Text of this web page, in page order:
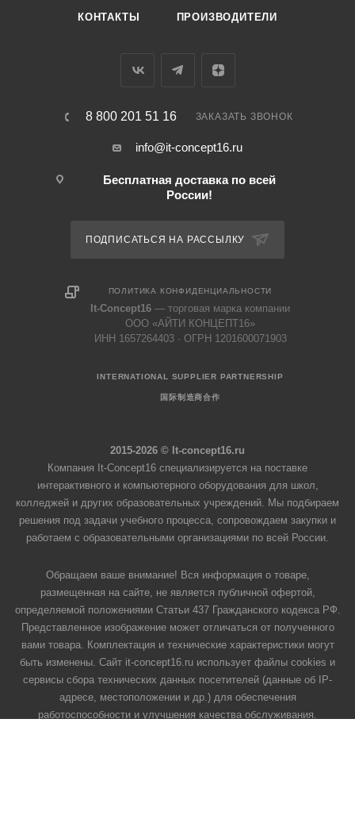
КОНТАКТЫ ПРОИЗВОДИТЕЛИ
8 800 201 51 16 ЗАКАЗАТЬ ЗВОНОК
info@it-concept16.ru
Бесплатная доставка по всей
России!
ПОДПИСАТЬСЯ НА РАССЫЛКУ
ПОЛИТИКА КОНФИДЕНЦИАЛЬНОСТИ
It-Concept16 — торговая марка компании
ООО «АЙТИ КОНЦЕПТ16»
ИНН 1657264403 · ОГРН 1201600071903
INTERNATIONAL SUPPLIER PARTNERSHIP
国际制造商合作
2015-2026 © It-concept16.ru
Компания It-Concept16 специализируется на поставке
интерактивного и компьютерного оборудования для школ,
колледжей и других образовательных учреждений. Мы подбираем
решения под задачи учебного процесса, сопровождаем закупки и
работаем с образовательными организациями по всей России.
Обращаем ваше внимание! Вся информация о товаре,
размещенная на сайте, не является публичной офертой,
определяемой положениями Статьи 437 Гражданского кодекса РФ.
Представленное изображение может отличаться от полученного
вами товара. Комплектация и технические характеристики могут
быть изменены. Сайт it-concept16.ru использует файлы cookies и
сервисы сбора технических данных посетителей (данные об IP-
адресе, местоположении и др.) для обеспечения
работоспособности и улучшения качества обслуживания.